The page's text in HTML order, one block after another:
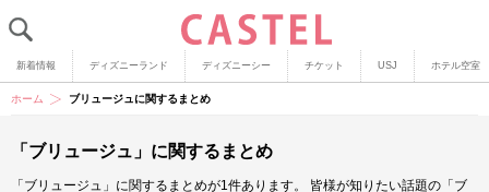
新着情報 ディズニーランド ディズニーシー チケット USJ ホテル空室
ホーム ブリュージュに関するまとめ
「ブリュージュ」に関するまとめ
「ブリュージュ」に関するまとめが1件あります。
皆様が知りたい話題の「ブ